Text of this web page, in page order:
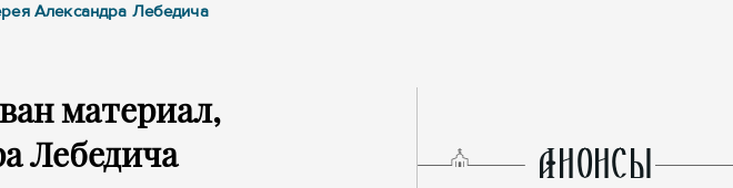
Александра Лебедича
материал,
Лебедича
AНОНСЫ